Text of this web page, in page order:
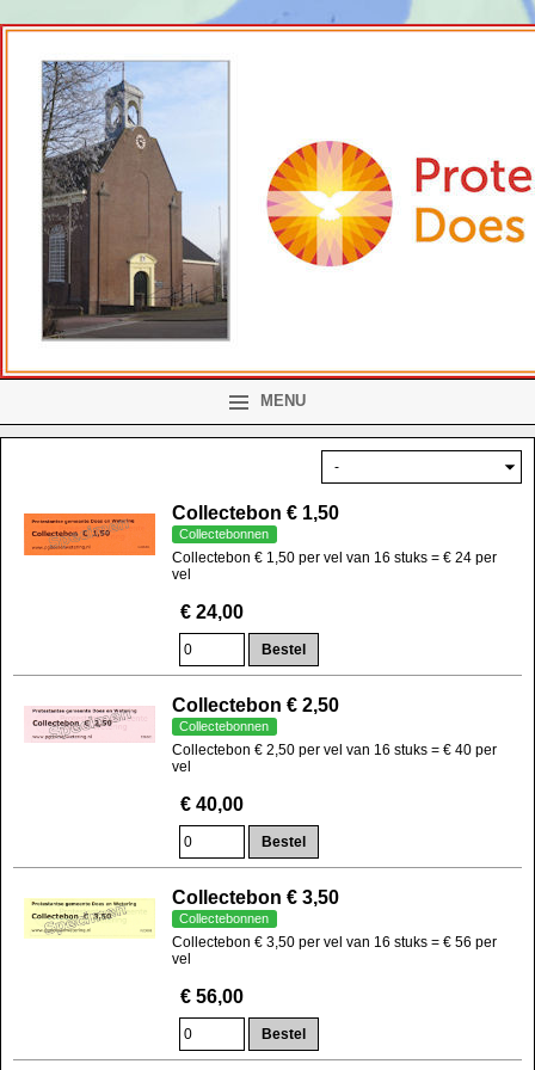
MENU
Collectebon € 1,50
Collectebonnen
Collectebon € 1,50 per vel van 16 stuks = € 24 per
vel
€ 24,00
Collectebon € 2,50
Collectebonnen
Collectebon € 2,50 per vel van 16 stuks = € 40 per
vel
€ 40,00
Collectebon € 3,50
Collectebonnen
Collectebon € 3,50 per vel van 16 stuks = € 56 per
vel
€ 56,00